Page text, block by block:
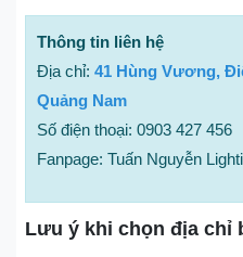
Thông tin liên hệ
Địa chỉ: 41 Hùng Vương,
Quảng Nam
Số điện thoại: 0903 427 456⁩
Fanpage: Tuấn Nguyễn
Lưu ý khi chọn địa chỉ